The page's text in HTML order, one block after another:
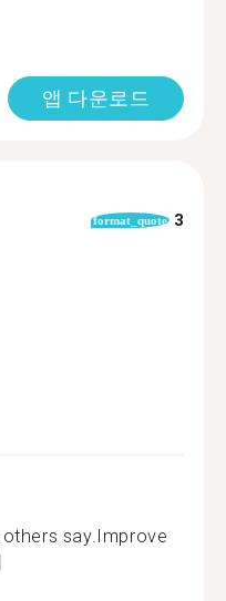
앱 다운로드
format_quote 3
say.Improve